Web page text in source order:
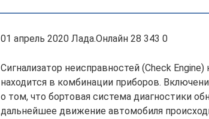
01 апрель 2020 Лада.Онлайн 28 343 0
Сигнализатор неисправностей (Check
находится в комбинации приборов.
о том, что бортовая система диагностики
дальнейшее движение автомобиля